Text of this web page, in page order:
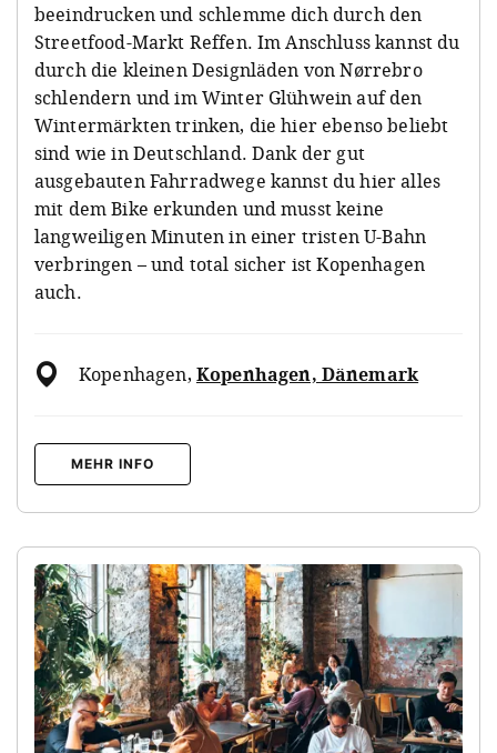
beeindrucken und schlemme dich durch den
Streetfood-Markt Reffen. Im Anschluss kannst du
durch die kleinen Designläden von Nørrebro
schlendern und im Winter Glühwein auf den
Wintermärkten trinken, die hier ebenso beliebt
sind wie in Deutschland. Dank der gut
ausgebauten Fahrradwege kannst du hier alles
mit dem Bike erkunden und musst keine
langweiligen Minuten in einer tristen U-Bahn
verbringen – und total sicher ist Kopenhagen
auch.
Kopenhagen, Kopenhagen, Dänemark
MEHR INFO